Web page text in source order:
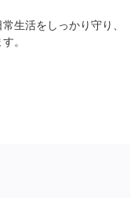
生活をしっかり守り、
。